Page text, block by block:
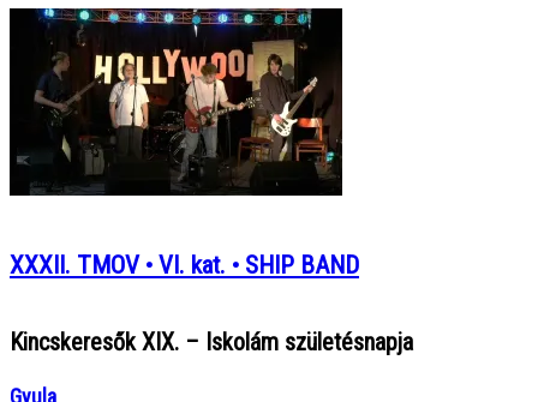
XXXII. TMOV • VI. kat. • SHIP BAND
Kincskeresők XIX. – Iskolám születésnapja